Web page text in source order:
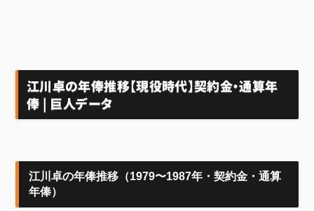
江川卓の年俸推移【現役時代】契約金・通算年
俸 | 巨人データ
江川卓の年俸推移（1979〜1987年・契約金・通算
年俸）